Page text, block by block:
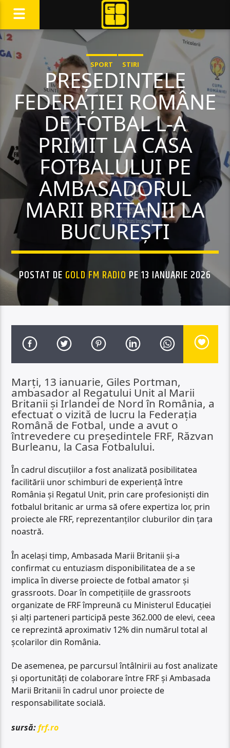
SPORT STIRI
PREȘEDINTELE
FEDERAȚIEI ROMÂNE
DE FOTBAL L-A
PRIMIT LA CASA
FOTBALULUI PE
AMBASADORUL
MARII BRITANII LA
BUCUREȘTI
POSTAT DE GOLD FM RADIO PE 13 IANUARIE 2026
Marți, 13 ianuarie, Giles Portman,
ambasador al Regatului Unit al Marii
Britanii și Irlandei de Nord în România, a
efectuat o vizită de lucru la Federația
Română de Fotbal, unde a avut o
întrevedere cu președintele FRF, Răzvan
Burleanu, la Casa Fotbalului.
În cadrul discuțiilor a fost analizată posibilitatea
facilitării unor schimburi de experiență între
România și Regatul Unit, prin care profesioniști din
fotbalul britanic ar urma să ofere expertiza lor, prin
proiecte ale FRF, reprezentanților cluburilor din țara
noastră.
În același timp, Ambasada Marii Britanii și-a
confirmat cu entuziasm disponibilitatea de a se
implica în diverse proiecte de fotbal amator și
grassroots. Doar în competițiile de grassroots
organizate de FRF împreună cu Ministerul Educației
și alți parteneri participă peste 362.000 de elevi, ceea
ce reprezintă aproximativ 12% din numărul total al
școlarilor din România.
De asemenea, pe parcursul întâlnirii au fost analizate
și oportunități de colaborare între FRF și Ambasada
Marii Britanii în cadrul unor proiecte de
responsabilitate socială.
sursă:frf.ro